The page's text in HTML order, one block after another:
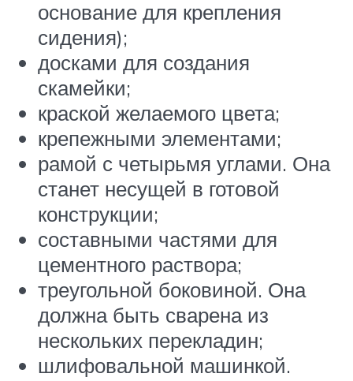
основание для крепления
сидения);
досками для создания
скамейки;
краской желаемого цвета;
крепежными элементами;
рамой с четырьмя углами. Она
станет несущей в готовой
конструкции;
составными частями для
цементного раствора;
треугольной боковиной. Она
должна быть сварена из
нескольких перекладин;
шлифовальной машинкой.